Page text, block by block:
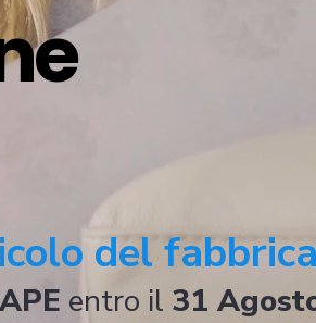
del
APE entro il 31